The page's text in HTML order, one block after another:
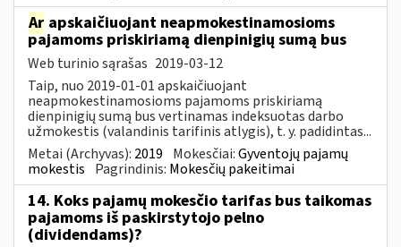
Ar apskaičiuojant neapmokestinamosioms
pajamoms priskiriamą dienpinigių sumą bus
Web turinio sąrašas 2019-03-12
Taip, nuo 2019-01-01 apskaičiuojant
neapmokestinamosioms pajamoms priskiriamą
dienpinigių sumą bus vertinamas indeksuotas darbo
užmokestis (valandinis tarifinis atlygis), t. y. padidintas...
Metai (Archyvas): 2019 Mokesčiai:Gyventojų pajamų
mokestis Pagrindinis: Mokesčių pakeitimai
14. Koks pajamų mokesčio tarifas bus taikomas
pajamoms iš paskirstytojo pelno
(dividendams)?